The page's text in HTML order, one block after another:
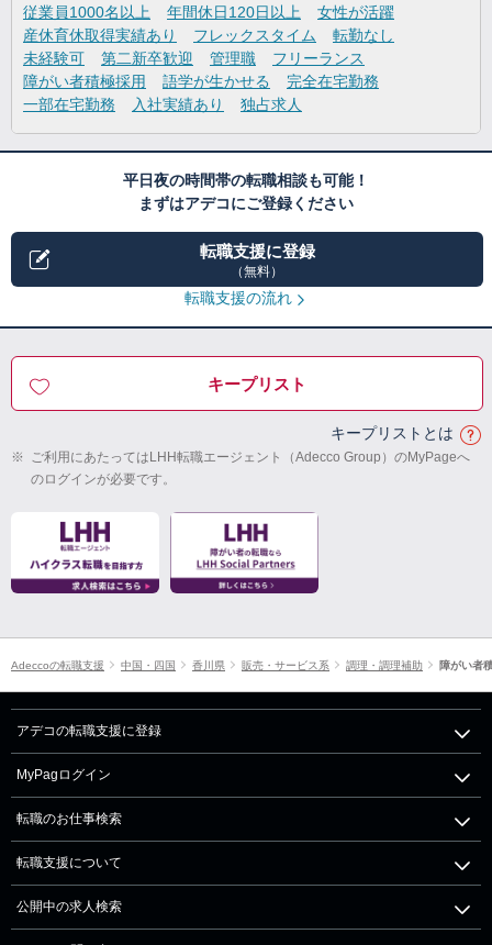
従業員1000名以上
年間休日120日以上
女性が活躍
産休育休取得実績あり
フレックスタイム
転勤なし
未経験可
第二新卒歓迎 管理職
フリーランス
障がい者積極採用
語学が生かせる
完全在宅勤務
一部在宅勤務
入社実績あり 独占求人
平日夜の時間帯の転職相談も可能！
まずはアデコにご登録ください
転職支援に登録
（無料）
転職支援の流れ
キープリスト
キープリストとは
※ ご利用にあたってはLHH転職エージェント（Adecco Group）のMyPageへ
のログインが必要です。
Adeccoの転職支援 中国・四国 香川県 販売・サービス系 調理・調理補助 障がい者
アデコの転職支援に登録
MyPagログイン
転職のお仕事検索
転職支援について
公開中の求人検索